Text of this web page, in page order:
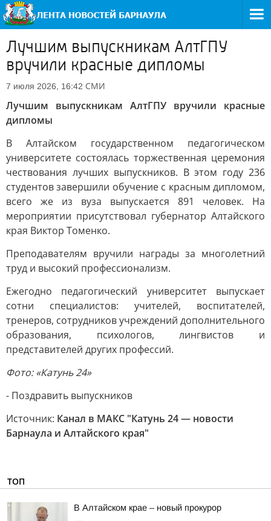
Лучшим выпускникам АлтГПУ
вручили красные дипломы
7 июля 2026, 16:42 СМИ
Лучшим выпускникам АлтГПУ вручили красные
дипломы
В Алтайском государственном педагогическом
университете состоялась торжественная церемония
чествования лучших выпускников. В этом году 236
студентов завершили обучение с красным дипломом,
всего же из вуза выпускается 891 человек. На
мероприятии присутствовал губернатор Алтайского
края Виктор Томенко.
Преподавателям вручили награды за многолетний
труд и высокий профессионализм.
Ежегодно педагогический университет выпускает
сотни специалистов: учителей, воспитателей,
тренеров, сотрудников учреждений дополнительного
образования, психологов, лингвистов и
представителей других профессий.
Фото: «Катунь 24»
- Поздравить выпускников
Источник: Канал в МАКС "Катунь 24 — новости
Барнаула и Алтайского края"
ТОП
В Алтайском крае – новый прокурор